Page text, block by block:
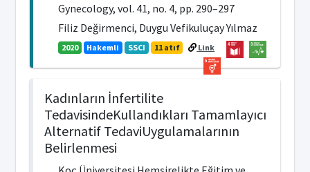
Gynecology, vol. 41, no. 4, pp. 290–297
Filiz Değirmenci, Duygu Vefikuluçay Yılmaz
2020 Hakemli SSCI 11 atıf Link
Kadınların İnfertilite
TedavisindeKullandıkları Tamamlayıcı
Alternatif TedaviUygulamalarının
Belirlenmesi